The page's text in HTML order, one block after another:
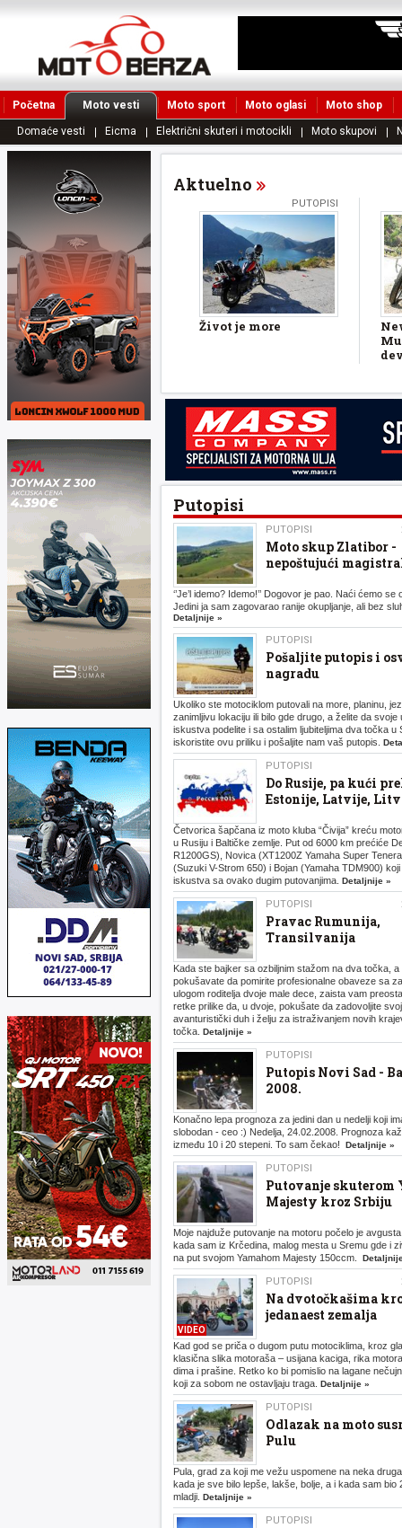
Početna Moto vesti Moto sport Moto oglasi Moto shop
Domaće vesti Eicma Električni skuteri i motocikli Moto skupovi
Aktuelno
PUTOPISI
Život je more
Putopisi
PUTOPISI
Moto skup Zlatibor -
nepoštujući
‘’Je’l idemo? Idemo!’’ Dogovor je pao. Naći ćemo se
Jedini ja sam zagovarao ranije okupljanje, ali bez
Detaljnije »
PUTOPISI
Pošaljite putopis i
nagradu
Ukoliko ste motociklom putovali na more, planinu,
zanimljivu lokaciju ili bilo gde drugo, a želite da svoje
iskustva podelite i sa ostalim ljubiteljima dva točka u
iskoristite ovu priliku i pošaljite nam vaš putopis.
PUTOPISI
Do Rusije, pa kući
Estonije, Latvije,
Četvorica šapčana iz moto kluba “Čivija” kreću
u Rusiju i Baltičke zemlje. Put od 6000 km prećiće
R1200GS), Novica (XT1200Z Yamaha Super
(Suzuki V-Strom 650) i Bojan (Yamaha TDM900)
iskustva sa ovako dugim putovanjima. Detaljnije »
PUTOPISI
Pravac Rumunija,
Transilvanija
Kada ste bajker sa ozbiljnim stažom na dva točka, a
pokušavate da pomirite profesionalne obaveze sa
ulogom roditelja dvoje male dece, zaista vam
retke prilike da, u dvoje, pokušate da zadovoljite svoj
avanturistički duh i želju za istraživanjem novih
točka. Detaljnije »
PUTOPISI
Putopis Novi Sad -
2008.
Konačno lepa prognoza za jedini dan u nedelji koji
slobodan - ceo :) Nedelja, 24.02.2008. Prognoza
između 10 i 20 stepeni. To sam čekao! Detaljnije »
PUTOPISI
Putovanje skuterom
Majesty kroz Srbiju
Moje najduže putovanje na motoru počelo je
kada sam iz Krčedina, malog mesta u Sremu gde i
na put svojom Yamahom Majesty 150ccm.
VIDEO
PUTOPISI
Na dvotočkašima
jedanaest zemalja
Kad god se priča o dugom putu motociklima, kroz
klasična slika motoraša – usijana kaciga, rika
dima i prašine. Retko ko bi pomislio na lagane
koji za sobom ne ostavljaju traga. Detaljnije »
PUTOPISI
Odlazak na moto
Pulu
Pula, grad za koji me vežu uspomene na neka
kada je sve bilo lepše, lakše, bolje, a i kada sam bio
mladji. Detaljnije »
PUTOPISI